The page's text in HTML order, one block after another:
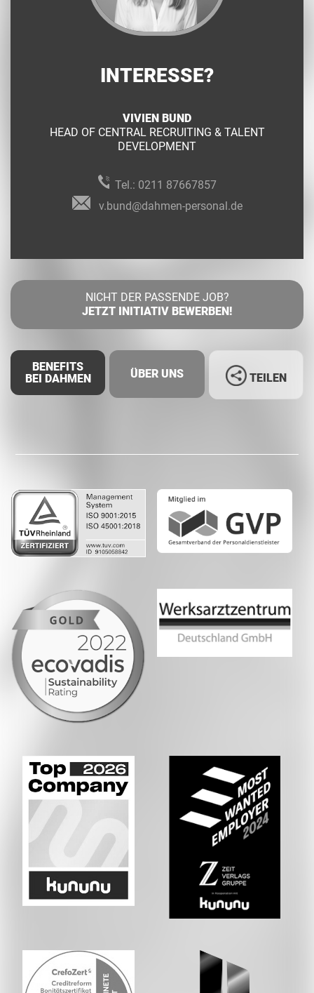
INTERESSE?
VIVIEN BUND
HEAD OF CENTRAL RECRUITING & TALENT
DEVELOPMENT
Tel.: 0211 87667857
v.bund@dahmen-personal.de
NICHT DER PASSENDE JOB?
JETZT INITIATIV BEWERBEN!
BENEFITS
BEI DAHMEN
ÜBER UNS TEILEN